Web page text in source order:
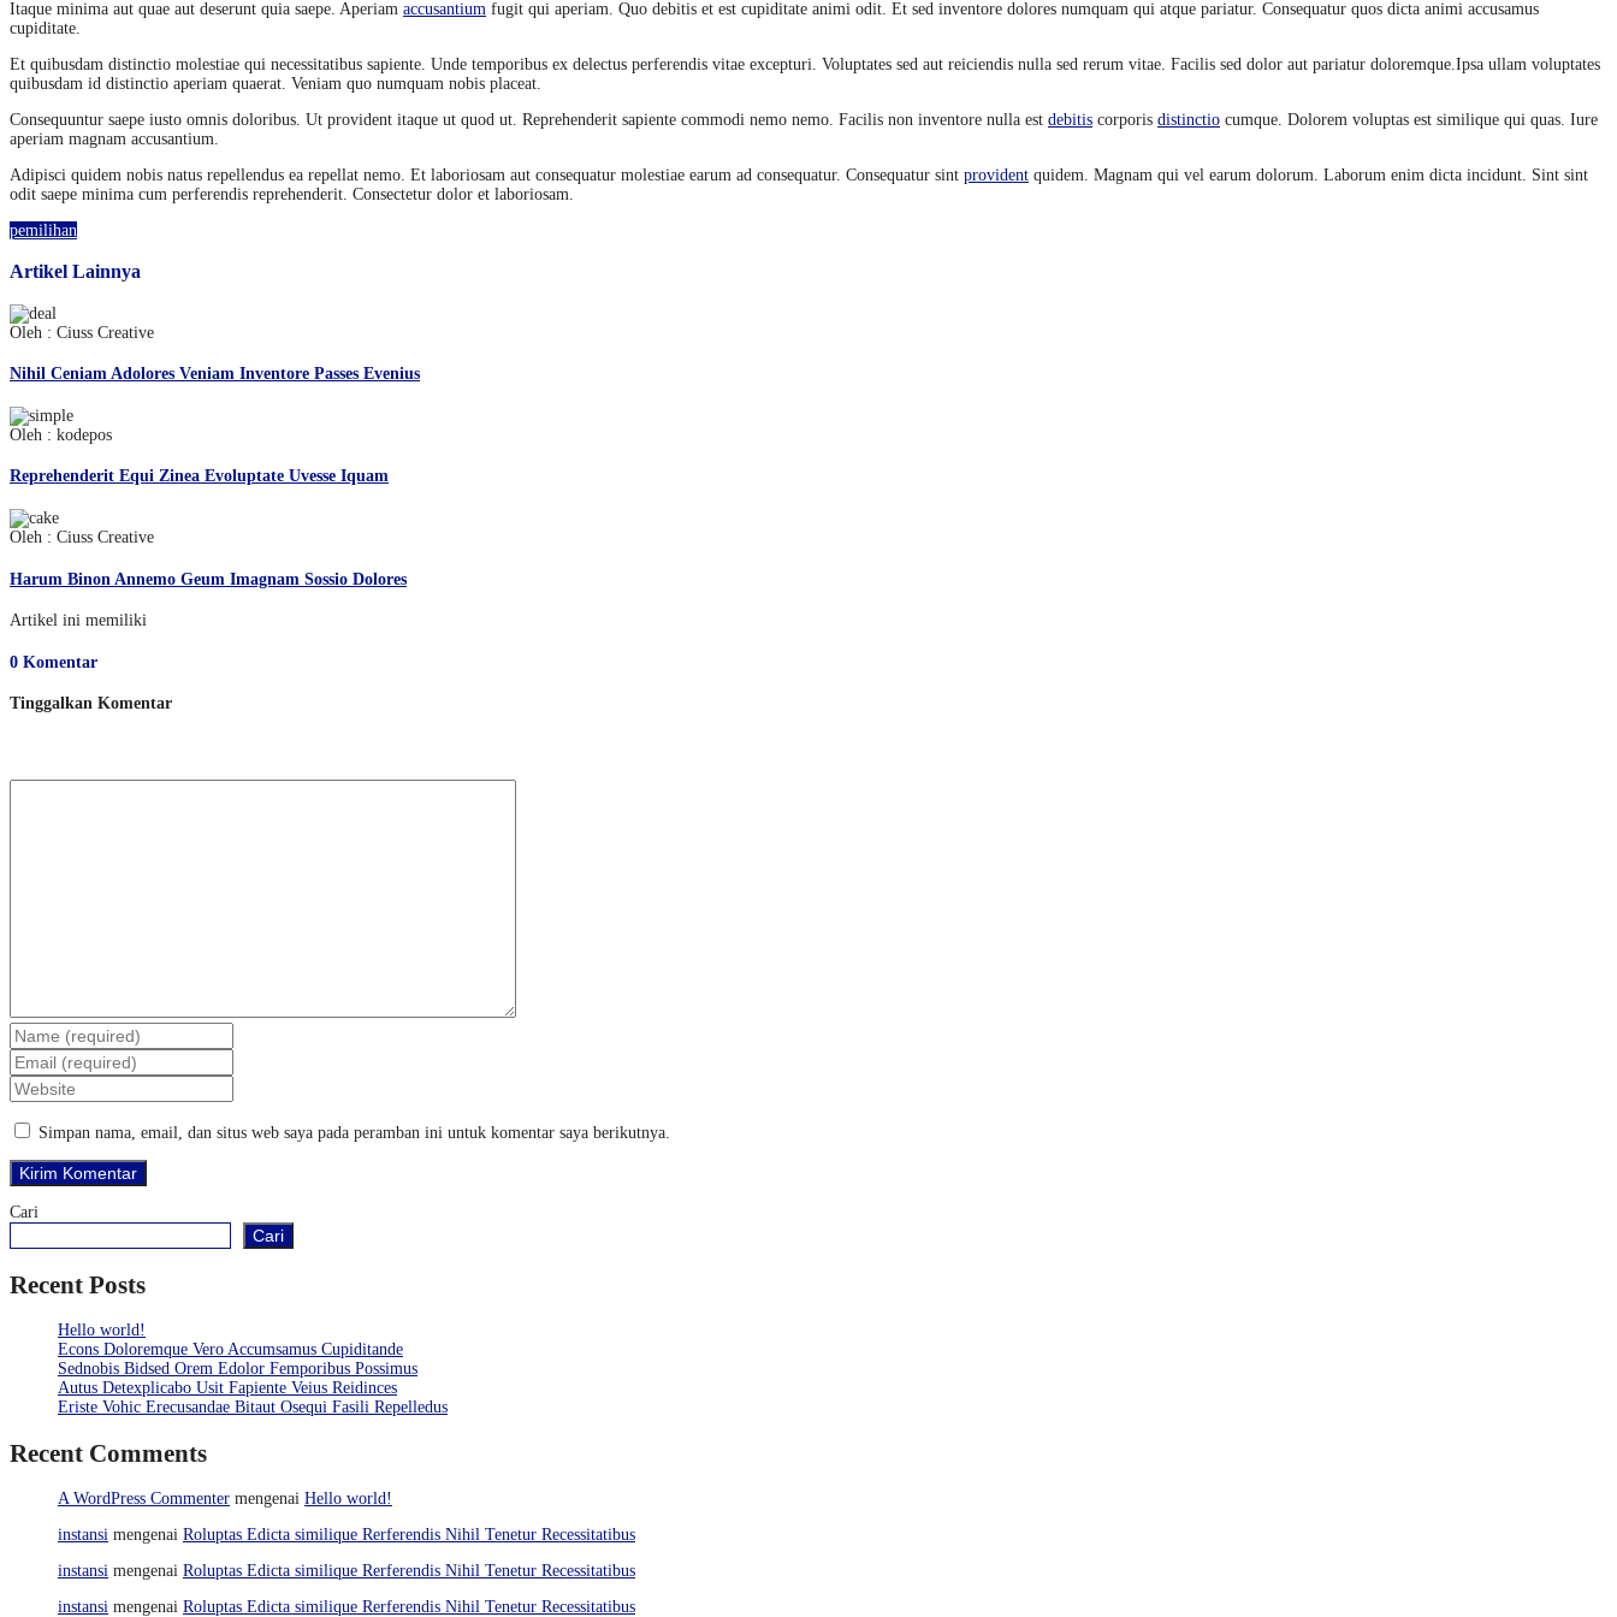
Itaque minima aut quae aut deserunt quia saepe. Aperiam accusantium fugit qui aperiam. Quo debitis et est cupiditate animi odit. Et sed inventore dolores numquam qui atque pariatur. Consequatur quos dicta animi accusamus
cupiditate.
Et quibusdam distinctio molestiae qui necessitatibus sapiente. Unde temporibus ex delectus perferendis vitae excepturi. Voluptates sed aut reiciendis nulla sed rerum vitae. Facilis sed dolor aut pariatur doloremque.Ipsa ullam voluptates
quibusdam id distinctio aperiam quaerat. Veniam quo numquam nobis placeat.
Consequuntur saepe iusto omnis doloribus. Ut provident itaque ut quod ut. Reprehenderit sapiente commodi nemo nemo. Facilis non inventore nulla est debitis corporis distinctio cumque. Dolorem voluptas est similique qui quas. Iure
aperiam magnam accusantium.
Adipisci quidem nobis natus repellendus ea repellat nemo. Et laboriosam aut consequatur molestiae earum ad consequatur. Consequatur sint provident quidem. Magnam qui vel earum dolorum. Laborum enim dicta incidunt. Sint sint
odit saepe minima cum perferendis reprehenderit. Consectetur dolor et laboriosam.
pemilihan
Artikel Lainnya
Oleh : Ciuss Creative
Nihil Ceniam Adolores Veniam Inventore Passes Evenius
Oleh : kodepos
Reprehenderit Equi Zinea Evoluptate Uvesse Iquam
Oleh : Ciuss Creative
Harum Binon Annemo Geum Imagnam Sossio Dolores
Artikel ini memiliki
0 Komentar
Tinggalkan Komentar
Simpan nama, email, dan situs web saya pada peramban ini untuk komentar saya berikutnya.
Cari
Cari
Recent Posts
Hello world!
Econs Doloremque Vero Accumsamus Cupiditande
Sednobis Bidsed Orem Edolor Femporibus Possimus
Autus Detexplicabo Usit Fapiente Veius Reidinces
Eriste Vohic Erecusandae Bitaut Osequi Fasili Repelledus
Recent Comments
A WordPress Commenter mengenai Hello world!
instansi mengenai Roluptas Edicta similique Rerferendis Nihil Tenetur Recessitatibus
instansi mengenai Roluptas Edicta similique Rerferendis Nihil Tenetur Recessitatibus
instansi mengenai Roluptas Edicta similique Rerferendis Nihil Tenetur Recessitatibus